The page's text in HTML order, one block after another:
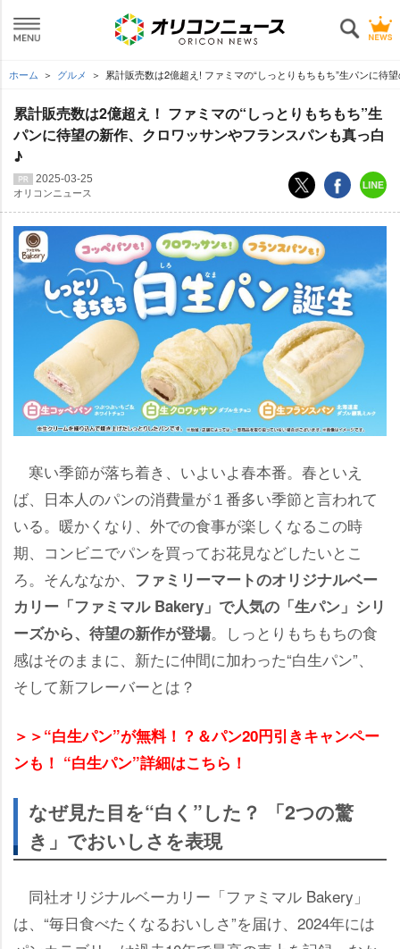
ホーム グルメ 累計販売数は2億超え! ファミマの“しっとりもちもち”生パンに待
累計販売数は2億超え！ ファミマの“しっとりもちもち”生
パンに待望の新作、クロワッサンやフランスパンも真っ白
♪
2025-03-25
オリコンニュース
寒い季節が落ち着き、いよいよ春本番。春といえ
ば、日本人のパンの消費量が１番多い季節と言われて
いる。暖かくなり、外での食事が楽しくなるこの時
期、コンビニでパンを買ってお花見などしたいとこ
ろ。そんななか、 ファミリーマートのオリジナルベー
カリー「ファミマル Bakery」で人気の「生パン」シリ
ーズから、待望の新作が登場。しっとりもちもちの食
感はそのままに、新たに仲間に加わった“白生パン”、
そして新フレーバーとは？
＞＞“白生パン”が無料！？＆パン20円引きキャンペー
ンも！ “白生パン”詳細はこちら！
なぜ見た目を“白く”した？ 「2つの驚
き」でおいしさを表現
同社オリジナルベーカリー「ファミマル Bakery」
は、“毎日食べたくなるおいしさ”を届け、2024年には